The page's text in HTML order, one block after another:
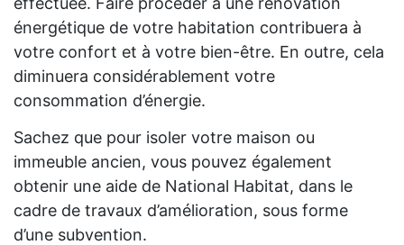
énergétique de votre habitation contribuera à
votre confort et à votre bien-être. En outre, cela
diminuera considérablement votre
consommation d’énergie.
Sachez que pour isoler votre maison ou
immeuble ancien, vous pouvez également
obtenir une aide de National Habitat, dans le
cadre de travaux d’amélioration, sous forme
d’une subvention.